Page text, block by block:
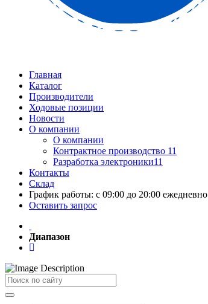
Главная
Каталог
Производители
Ходовые позиции
Новости
О компании
О компании
Контрактное производство 11
Разработка электроники11
Контакты
Склад
График работы: с 09:00 до 20:00 ежедневно
Оставить запрос
Диапазон
Поиск